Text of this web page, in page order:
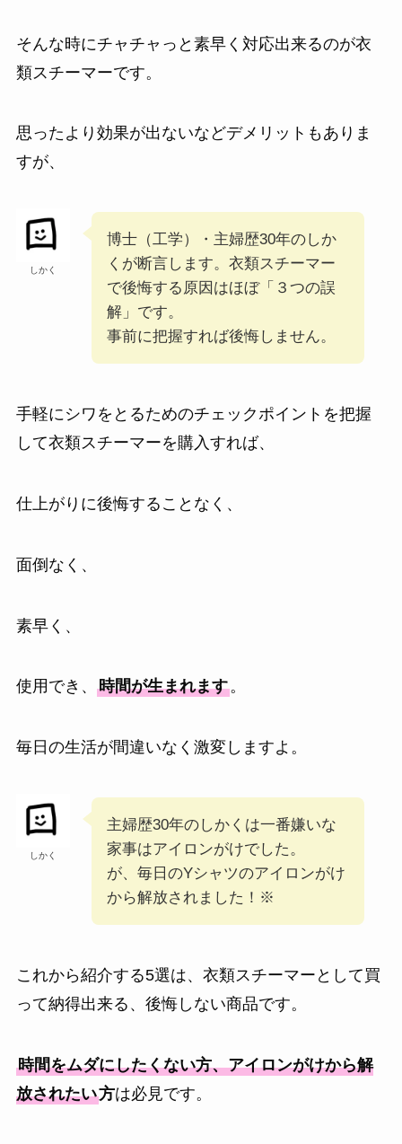
そんな時にチャチャっと素早く対応出来るのが衣
類スチーマーです。
思ったより効果が出ないなどデメリットもありま
すが、
しかく
博士（工学）・主婦歴30年のしか
くが断言します。衣類スチーマー
で後悔する原因はほぼ「３つの誤
解」です。
事前に把握すれば後悔しません。
手軽にシワをとるためのチェックポイントを把握
して衣類スチーマーを購入すれば、
仕上がりに後悔することなく、
面倒なく、
素早く、
使用でき、 時間が生まれます。
毎日の生活が間違いなく激変しますよ。
しかく
主婦歴30年のしかくは一番嫌いな
家事はアイロンがけでした。
が、毎日のYシャツのアイロンがけ
から解放されました！※
これから紹介する5選は、衣類スチーマーとして買
って納得出来る、後悔しない商品です。
時間をムダにしたくない方、アイロンがけから解
放されたい方は必見です。